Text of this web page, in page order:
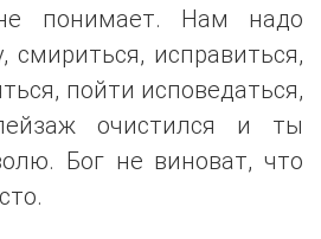
понимает. Нам надо
смириться, исправиться,
пойти исповедаться,
очистился и ты
Бог не виноват, что